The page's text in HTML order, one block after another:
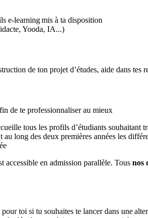
e-learning mis à ta disposition
Yooda, IA...)
de ton projet d’études, aide dans tes
de te professionnaliser au mieux
tous les profils d’étudiants souhaitant
au long des deux premières années les
accessible en admission parallèle. Tous nos
toi si tu souhaites te lancer dans une